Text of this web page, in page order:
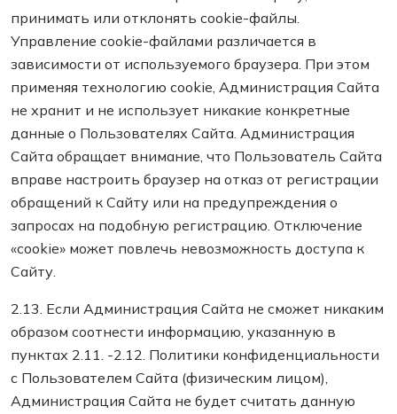
принимать или отклонять cookie-файлы.
Управление cookie-файлами различается в
зависимости от используемого браузера. При этом
применяя технологию cookie, Администрация Сайта
не хранит и не использует никакие конкретные
данные о Пользователях Сайта. Администрация
Сайта обращает внимание, что Пользователь Сайта
вправе настроить браузер на отказ от регистрации
обращений к Сайту или на предупреждения о
запросах на подобную регистрацию. Отключение
«cookie» может повлечь невозможность доступа к
Сайту.
2.13. Если Администрация Сайта не сможет никаким
образом соотнести информацию, указанную в
пунктах 2.11. -2.12. Политики конфиденциальности
с Пользователем Сайта (физическим лицом),
Администрация Сайта не будет считать данную